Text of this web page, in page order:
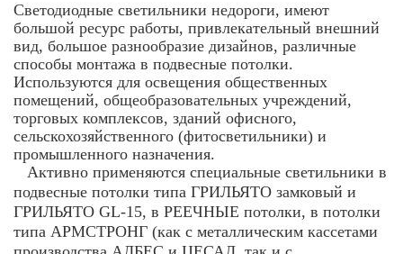
Светодиодные светильники недороги, имеют
большой ресурс работы, привлекательный внешний
вид, большое разнообразие дизайнов, различные
способы монтажа в подвесные потолки.
Используются для освещения общественных
помещений, общеобразовательных учреждений,
торговых комплексов, зданий офисного,
сельскохозяйственного (фитосветильники) и
промышленного назначения.
Активно применяются специальные светильники в
подвесные потолки типа ГРИЛЬЯТО замковый и
ГРИЛЬЯТО GL-15, в РЕЕЧНЫЕ потолки, в потолки
типа АРМСТРОНГ (как с металлическим кассетами